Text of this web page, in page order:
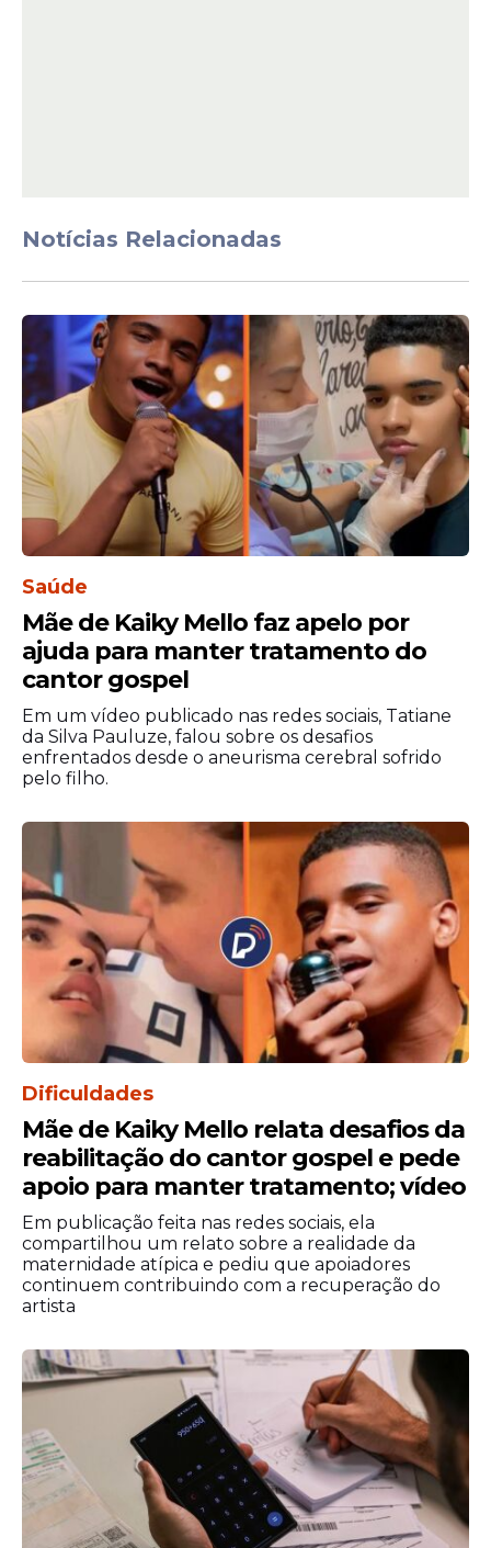
Agência Brasil
Notícias Relacionadas
Saúde
Mãe de Kaiky Mello faz apelo por
ajuda para manter tratamento do
cantor gospel
Em um vídeo publicado nas redes sociais, Tatiane
da Silva Pauluze, falou sobre os desafios
enfrentados desde o aneurisma cerebral sofrido
pelo filho.
Dificuldades
Mãe de Kaiky Mello relata desafios da
reabilitação do cantor gospel e pede
apoio para manter tratamento; vídeo
Em publicação feita nas redes sociais, ela
compartilhou um relato sobre a realidade da
maternidade atípica e pediu que apoiadores
continuem contribuindo com a recuperação do
artista